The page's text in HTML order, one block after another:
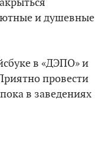
и душевные
в «ДЭПО» и
провести
в заведениях